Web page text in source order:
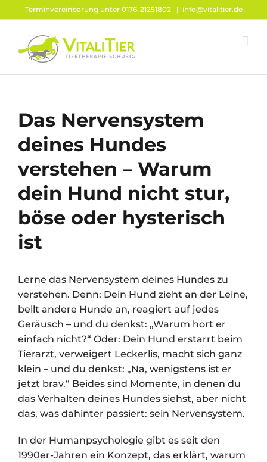
Inhalt
springen
Terminvereinbarung unter 0176-21251802 | info@vitalitier.de
Das Nervensystem
deines Hundes
verstehen – Warum
dein Hund nicht stur,
böse oder hysterisch
ist
Lerne das Nervensystem deines Hundes zu
verstehen. Denn: Dein Hund zieht an der Leine,
bellt andere Hunde an, reagiert auf jedes
Geräusch – und du denkst: „Warum hört er
einfach nicht?“ Oder: Dein Hund erstarrt beim
Tierarzt, verweigert Leckerlis, macht sich ganz
klein – und du denkst: „Na, wenigstens ist er
jetzt brav.“ Beides sind Momente, in denen du
das Verhalten deines Hundes siehst, aber nicht
das, was dahinter passiert: sein Nervensystem.
In der Humanpsychologie gibt es seit den
1990er-Jahren ein Konzept, das erklärt, warum